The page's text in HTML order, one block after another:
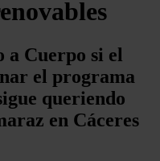
a Cuerpo si el
el programa
queriendo
en Cáceres